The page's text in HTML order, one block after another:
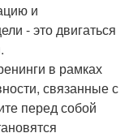
и
- это двигаться
в рамках
связанные с
перед собой